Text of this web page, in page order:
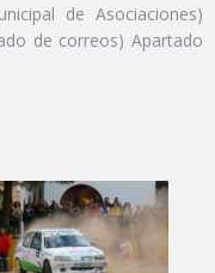
de Asociaciones)
de correos) Apartado